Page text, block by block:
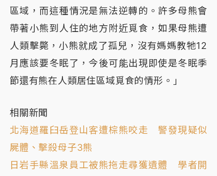
區域，而這種情況是無法逆轉的。許多母熊會
帶著小熊到人住的地方附近覓食，如果母熊遭
人類擊斃，小熊就成了孤兒，沒有媽媽教牠12
月應該要冬眠了，今後可能出現即使是冬眠季
節還有熊在人類居住區域覓食的情形。」
相關新聞
北海道羅臼岳登山客遭棕熊咬走 警發現疑似
屍體、擊殺母子3熊
日岩手縣溫泉員工被熊拖走尋獲遺體 學者開